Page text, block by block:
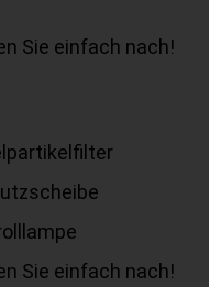
Sie einfach nach!
Sie einfach nach!